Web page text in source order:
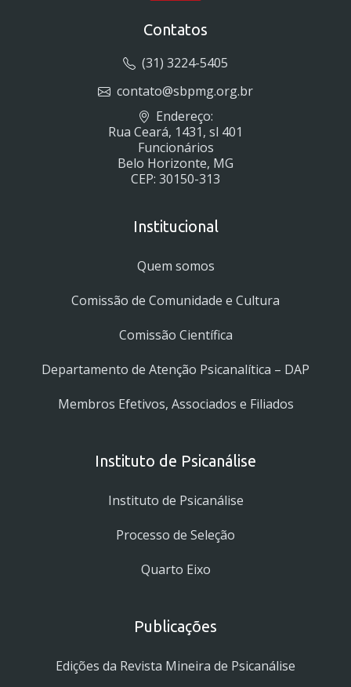
Contatos
(31) 3224-5405
contato@sbpmg.org.br
Endereço:
Rua Ceará, 1431, sl 401
Funcionários
Belo Horizonte, MG
CEP: 30150-313
Institucional
Quem somos
Comissão de Comunidade e Cultura
Comissão Científica
Departamento de Atenção Psicanalítica – DAP
Membros Efetivos, Associados e Filiados
Instituto de Psicanálise
Instituto de Psicanálise
Processo de Seleção
Quarto Eixo
Publicações
Edições da Revista Mineira de Psicanálise